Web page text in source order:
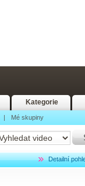
Kategorie
| Mé skupiny
Detailní